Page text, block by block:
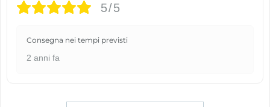
5/5
Consegna nei tempi previsti
2 anni fa